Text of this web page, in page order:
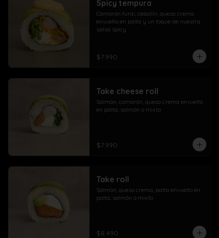
Spicy tempura
Camarón furai, cebollín, queso crema
envuelto en palta y un toque de nuestra
salsa spicy
$7.990
Take cheese roll
Salmón, camarón, queso crema envuelto
en palta, salmón o mixto
$7.990
Take roll
Salmón, queso crema, palta envuelto en
palta, salmón o mixto
$8.490